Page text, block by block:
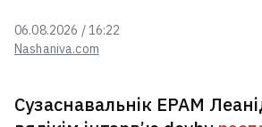
Nashaniva.com
06.08.2026 / 16:22
Сузаснавальнік EPAM